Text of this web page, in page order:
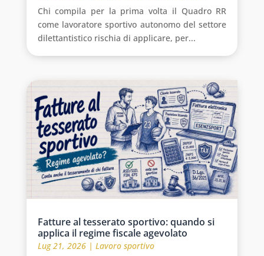
Chi compila per la prima volta il Quadro RR
come lavoratore sportivo autonomo del settore
dilettantistico rischia di applicare, per...
Fatture al tesserato sportivo: quando si
applica il regime fiscale agevolato
Lug 21, 2026| Lavoro sportivo